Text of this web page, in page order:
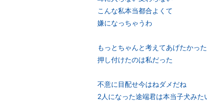
こんな私本当都合よくて
嫌になっちゃうわ
もっとちゃんと考えてあげたかった
押し付けたのは私だった
不意に目配せ今はねダメだね
2人になった途端君は本当子犬みた